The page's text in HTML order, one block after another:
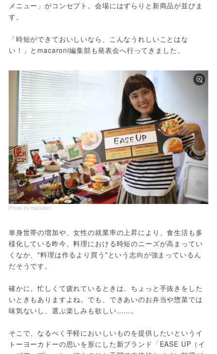
メニュー」がコンセプト。会場にはずらりと新商品が並びま
す。
「時短ができておいしいなら、こんなうれしいことはな
い！」とmacaroni編集部も発表会へ行ってきました。
Photo by macaroni
単身世帯の増加や、女性の就業率の上昇により、食生活も多
様化している昨今。料理における時短のニーズが高まってい
くなか、"料理は作るより買う"という志向が強まっているん
だそうです。
確かに、忙しくて疲れているときは、ちょっと手抜きをした
いときもありますよね。でも、できあいのお弁当や惣菜では
味気ないし、選ぶ楽しみも欲しい……。
そこで、なるべく手軽においしいものを提供したいというイ
トーヨーカドーの思いを形にした新ブランド「EASE UP（イ